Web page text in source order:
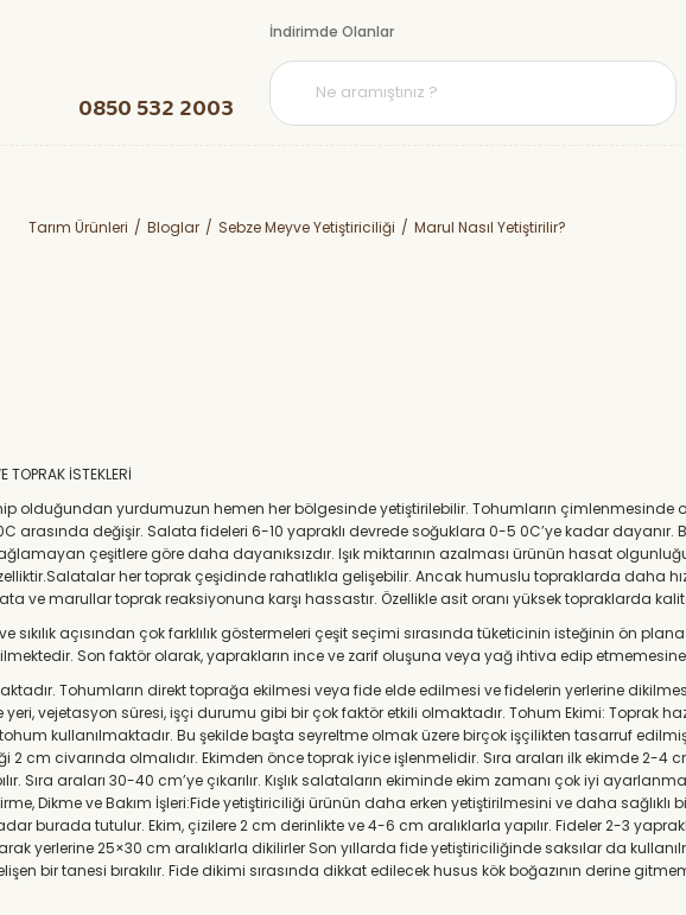
0850 532 2003
İndirimde Olanlar
Tarım Ürünleri Bloglar Sebze Meyve Yetiştiriciliği Marul Nasıl Yetiştirilir?
TOPRAK İSTEKLERİ
olduğundan yurdumuzun hemen her bölgesinde yetiştirilebilir. Tohumların çimlenmesinde
arasında değişir. Salata fideleri 6-10 yapraklı devrede soğuklara 0-5 0C’ye kadar dayanır.
çeşitlere göre daha dayanıksızdır. Işık miktarının azalması ürünün hasat
her toprak çeşidinde rahatlıkla gelişebilir. Ancak humuslu topraklarda daha
ve marullar toprak reaksiyonuna karşı hassastır. Özellikle asit oranı yüksek topraklarda kalite
sıkılık açısından çok farklılık göstermeleri çeşit seçimi sırasında tüketicinin isteğinin ön
Son faktör olarak, yaprakların ince ve zarif oluşuna veya yağ ihtiva edip
Tohumların direkt toprağa ekilmesi veya fide elde edilmesi ve fidelerin yerlerine
vejetasyon süresi, işçi durumu gibi bir çok faktör etkili olmaktadır. Tohum Ekimi: Toprak
kullanılmaktadır. Bu şekilde başta seyreltme olmak üzere birçok işçilikten tasarruf
2 cm civarında olmalıdır. Ekimden önce toprak iyice işlenmelidir. Sıra araları ilk ekimde 2-
Sıra araları 30-40 cm’ye çıkarılır. Kışlık salataların ekiminde ekim zamanı çok iyi
Dikme ve Bakım İşleri:Fide yetiştiriciliği ürünün daha erken yetiştirilmesini ve daha
burada tutulur. Ekim, çizilere 2 cm derinlikte ve 4-6 cm aralıklarla yapılır. Fideler 2-3
yerlerine 25×30 cm aralıklarla dikilirler Son yıllarda fide yetiştiriciliğinde saksılar da
bir tanesi bırakılır. Fide dikimi sırasında dikkat edilecek husus kök boğazının derine